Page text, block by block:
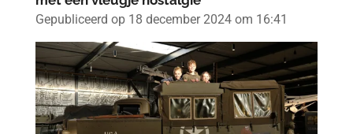
Gepubliceerd op 18 december 2024 om 16:41